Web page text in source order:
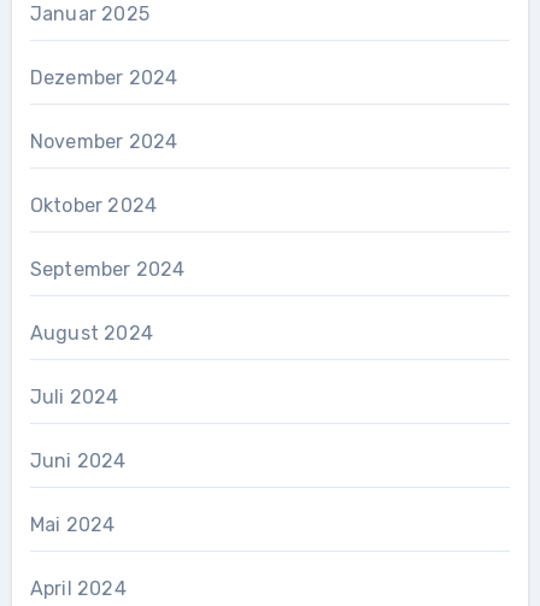
Januar 2025
Dezember 2024
November 2024
Oktober 2024
September 2024
August 2024
Juli 2024
Juni 2024
Mai 2024
April 2024